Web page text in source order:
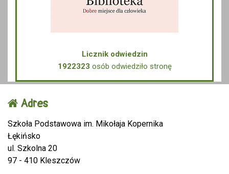
Licznik odwiedzin
1922323 osób odwiedziło stronę
Adres
Szkoła Podstawowa im. Mikołaja Kopernika
Łękińsko
ul. Szkolna 20
97 - 410 Kleszczów